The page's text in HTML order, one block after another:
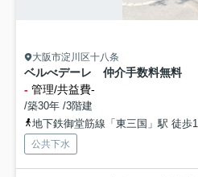
大阪市淀川区十八条
ベルべデーレ 仲介手数料無料
- 管理/共益費-
/築30年 /3階建
地下鉄御堂筋線「東三国」駅 徒歩
公共下水